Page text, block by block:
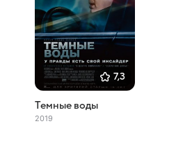
7,3
Темные воды
2019